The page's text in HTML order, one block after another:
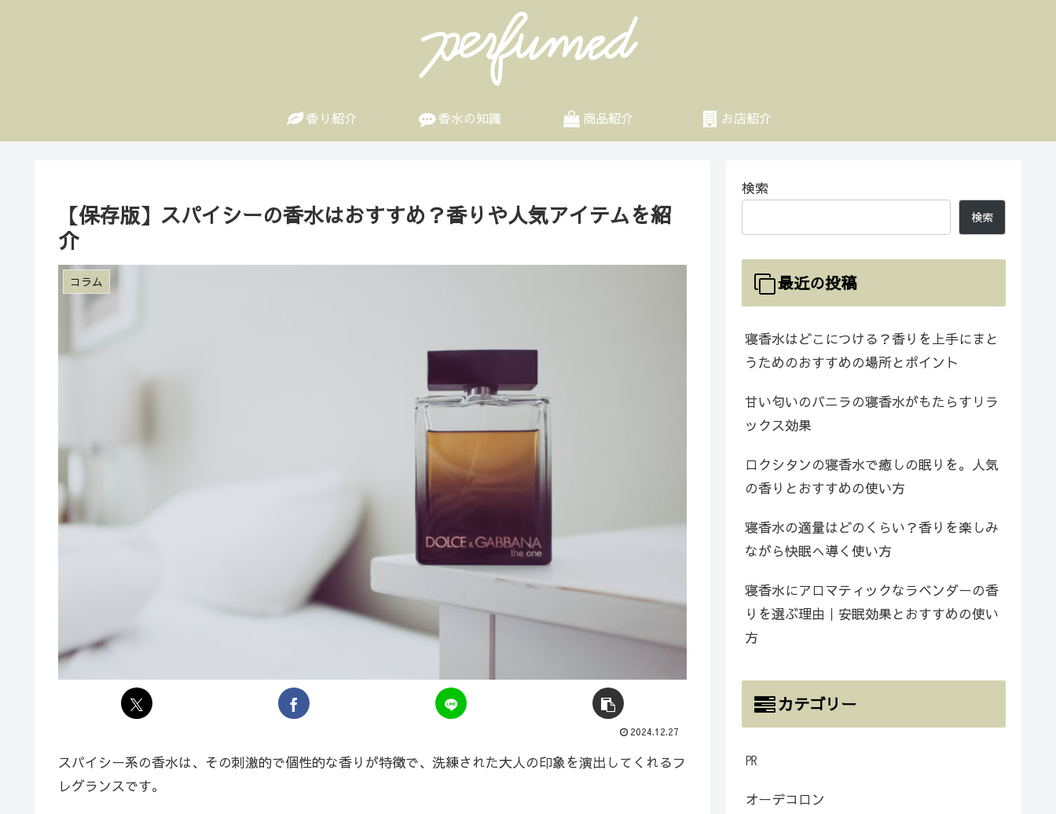
香り紹介 香水の知識 商品紹介 お店紹介
【保存版】スパイシーの香水はおすすめ？香りや人気アイテムを紹
介
コラム
2024.12.27
スパイシー系の香水は、その刺激的で個性的な香りが特徴で、洗練された大人の印象を演出してくれるフ
レグランスです。
検索
検索
最近の投稿
寝香水はどこにつける？香りを上手にまと
うためのおすすめの場所とポイント
甘い匂いのバニラの寝香水がもたらすリラ
ックス効果
ロクシタンの寝香水で癒しの眠りを。人気
の香りとおすすめの使い方
寝香水の適量はどのくらい？香りを楽しみ
ながら快眠へ導く使い方
寝香水にアロマティックなラベンダーの香
りを選ぶ理由｜安眠効果とおすすめの使い
方
カテゴリー
㏚
オーデコロン